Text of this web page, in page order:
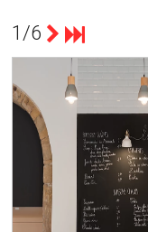
1/6
count(page_images)1
CE
SUPERFICIE DE 65